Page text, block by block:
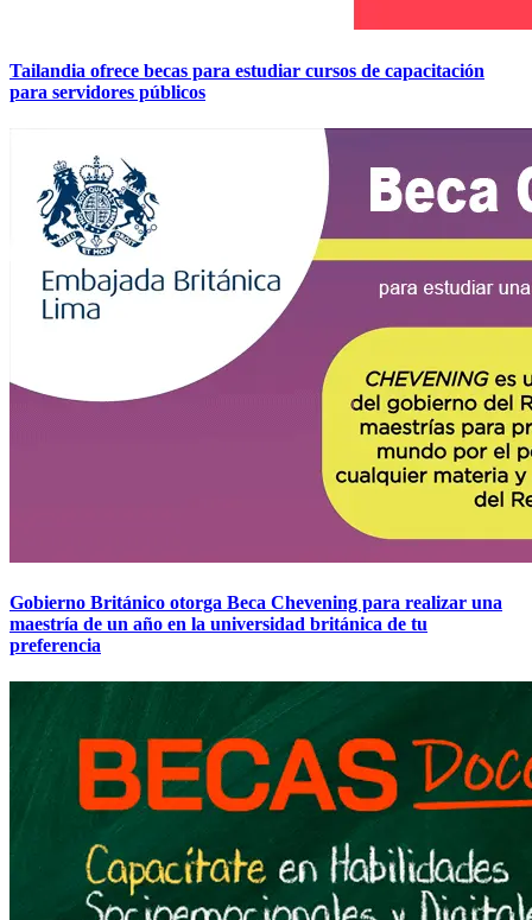
Tailandia ofrece becas para estudiar cursos de capacitación
para servidores públicos
Gobierno Británico otorga Beca Chevening para realizar una
maestría de un año en la universidad británica de tu
preferencia